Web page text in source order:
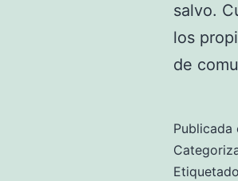
salvo.
los
de